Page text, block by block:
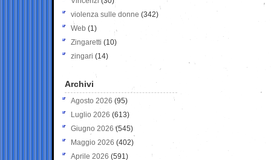
violenza sulle donne (342)
Web (1)
Zingaretti (10)
zingari (14)
Archivi
Agosto 2026 (95)
Luglio 2026 (613)
Giugno 2026 (545)
Maggio 2026 (402)
Aprile 2026 (591)